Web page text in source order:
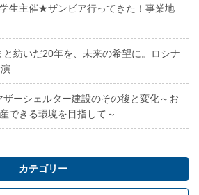
生主催★ザンビア行ってきた！事業地
紡いだ20年を、未来の希望に。ロシナ
ーシェルター建設のその後と変化～お
できる環境を目指して～
カテゴリー